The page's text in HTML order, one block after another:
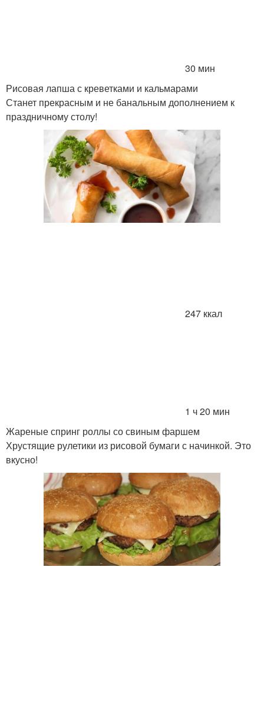
30 мин
Рисовая лапша с креветками и кальмарами
Станет прекрасным и не банальным дополнением к
праздничному столу!
247 ккал
1 ч 20 мин
Жареные спринг роллы со свиным фаршем
Хрустящие рулетики из рисовой бумаги с начинкой. Это
вкусно!